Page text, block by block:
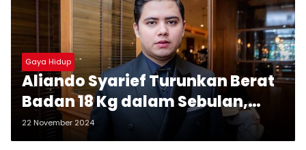
Gaya Hidup
Aliando Syarief Turunkan Berat
Badan 18 Kg dalam Sebulan,
Berkat Syuting Serial Action
22 November 2024